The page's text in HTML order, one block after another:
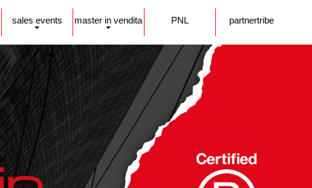
sales events master in vendita PNL partnertribe